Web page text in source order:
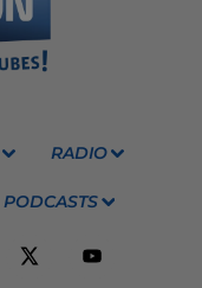
RADIO
PODCASTS